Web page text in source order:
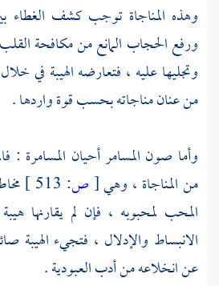
وهذه المناجاة توجب كشف الغطاء
ورفع الحجاب المانع من مكافحة
وتجليها عليه ، فتعارضه الهيبة في
من عنان مناجاته بحسب قوة واردها .
وأما صون المسامر أحيان المسامرة
من المناجاة ، وهي[ص:
المحب لمحبوبه ، فإن لم يقارنها
الانبساط والإدلال ، فتجيء الهيبة
عن انخلاعه من أدب العبودية .